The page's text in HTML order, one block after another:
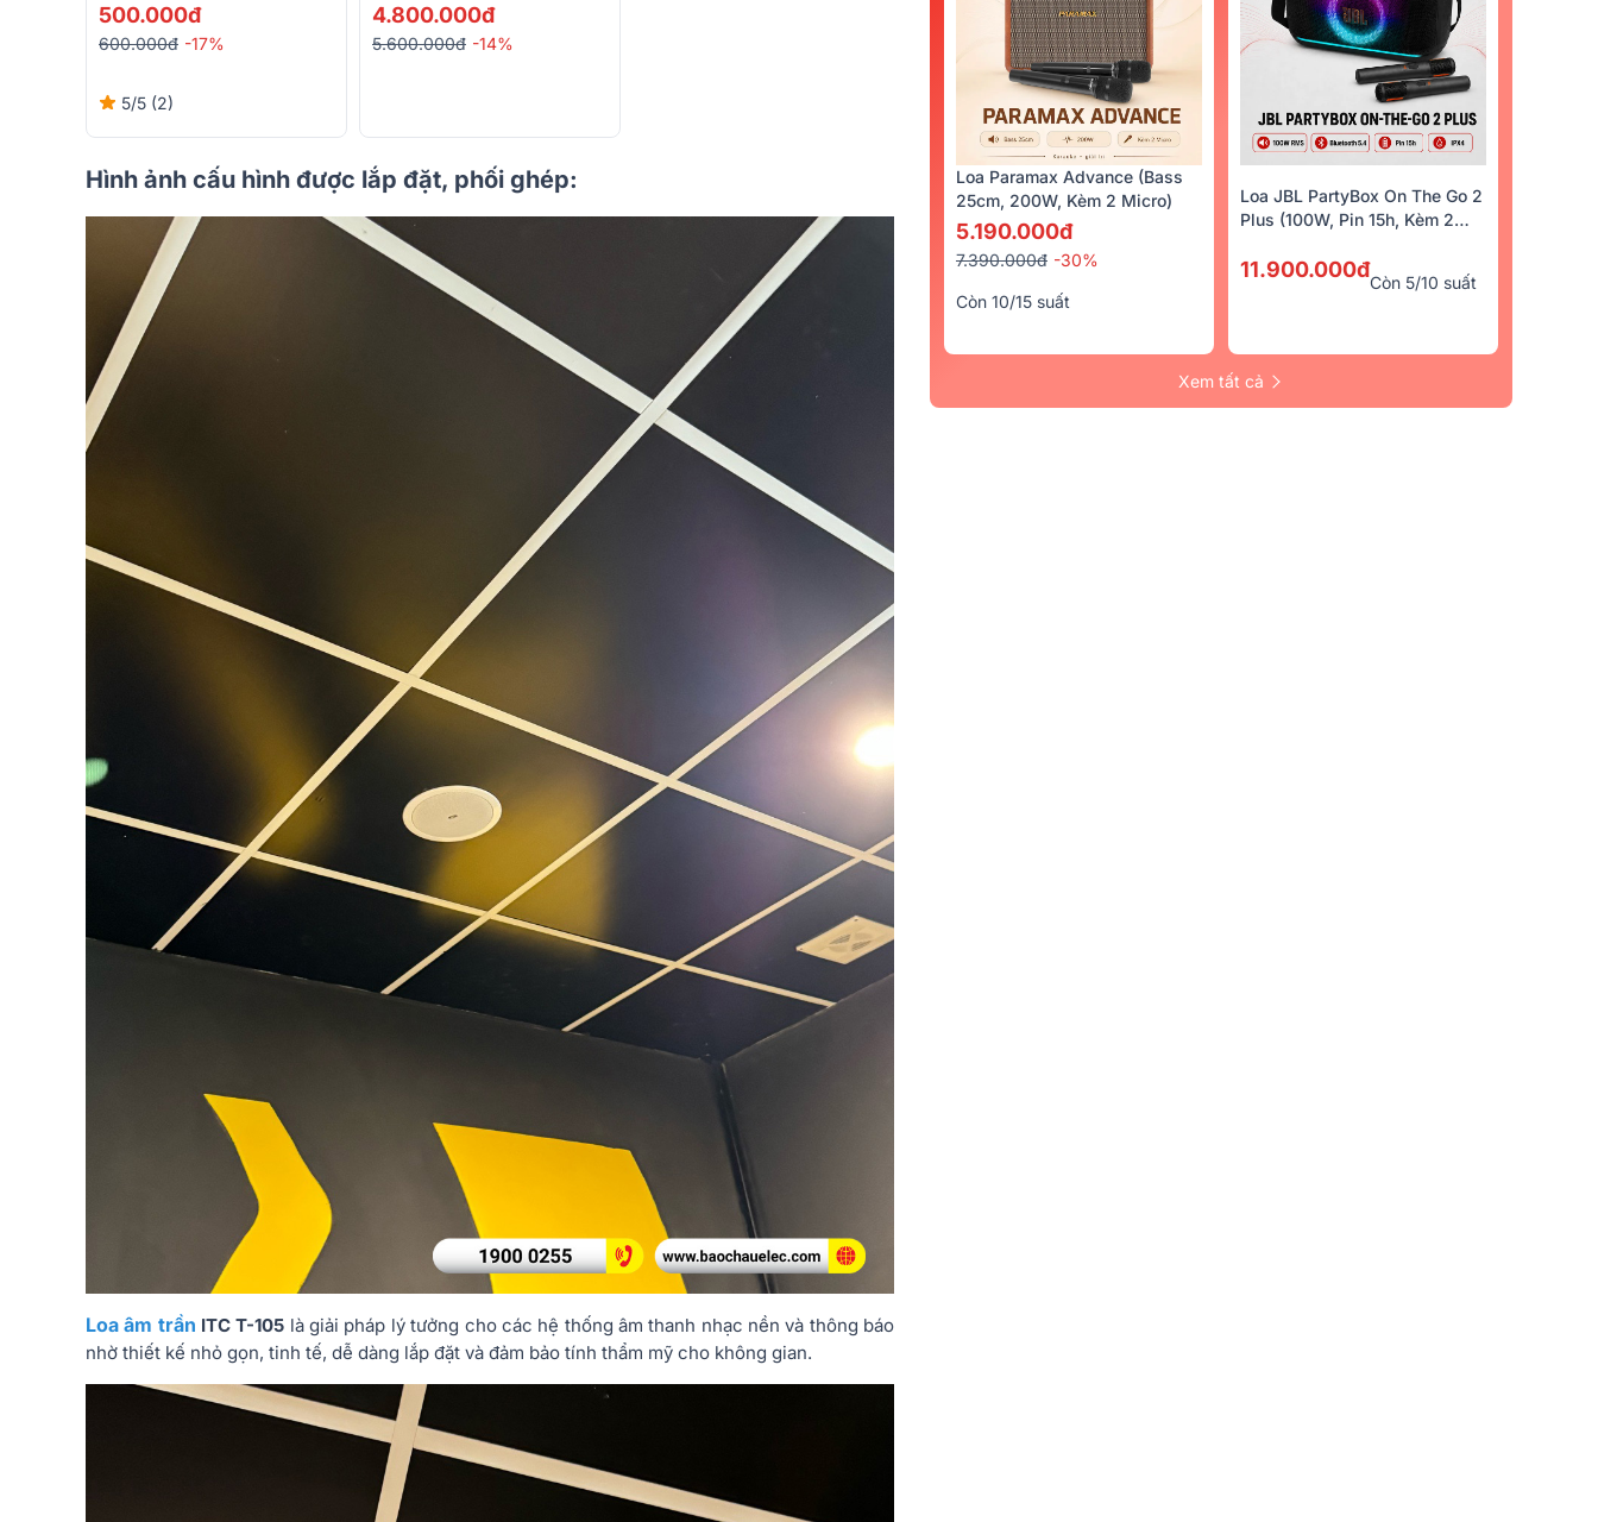
500.000đ
600.000đ -17%
5/5 (2)
4.800.000đ
5.600.000đ -14%
Hình ảnh cấu hình được lắp đặt, phối ghép:
Loa âm trần ITC T-105 là giải pháp lý tưởng cho các hệ thống âm thanh nhạc nền và thông báo
nhờ thiết kế nhỏ gọn, tinh tế, dễ dàng lắp đặt và đảm bảo tính thẩm mỹ cho không gian.
Loa Paramax Advance (Bass
25cm, 200W, Kèm 2 Micro)
5.190.000đ
7.390.000đ -30%
Còn 10/15 suất
Loa JBL PartyBox On The Go 2
Plus (100W, Pin 15h, Kèm 2
11.900.000đ
Còn 5/10 suất
Xem tất cả